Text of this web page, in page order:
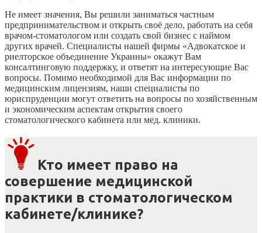
Не имеет значения, Вы решили заниматься частным
предпринимательством и открыть своё дело, работать на себя
врачом-стоматологом или создать свой бизнес с наймом
других врачей. Специалисты нашей фирмы «Адвокатское и
риелторское объединение Украины» окажут Вам
консалтинговую поддержку, и ответят на интересующие Вас
вопросы. Помимо необходимой для Вас информации по
медицинским лицензиям, наши специалисты по
юриспруденции могут ответить на вопросы по хозяйственным
и экономическим аспектам открытия своего
стоматологического кабинета или мед. клиники.
Кто имеет право на
совершение медицинской
практики в стоматологическом
кабинете/клинике?